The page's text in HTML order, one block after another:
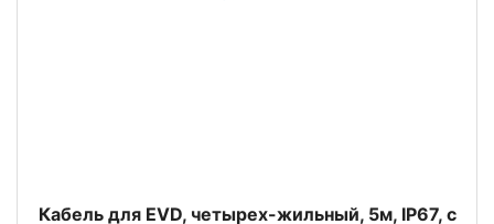
Кабель для EVD, четырех-жильный, 5м, IP67, с